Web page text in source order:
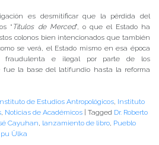
es desmitificar que la pérdida del
“ Títulos de Merced”, o que el Estado ha
colonos bien intencionados que también
se verá, el Estado mismo en esa época
fraudulenta e ilegal por parte de los
fue la base del latifundio hasta la reforma
de Estudios Antropológicos, Instituto
, Noticias de Académicos Tagged Dr. Roberto
Cayuhan, lanzamiento de libro, Pueblo
Ülka